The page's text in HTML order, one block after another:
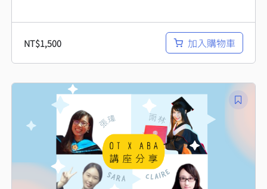
NT$1,500 加入購物車